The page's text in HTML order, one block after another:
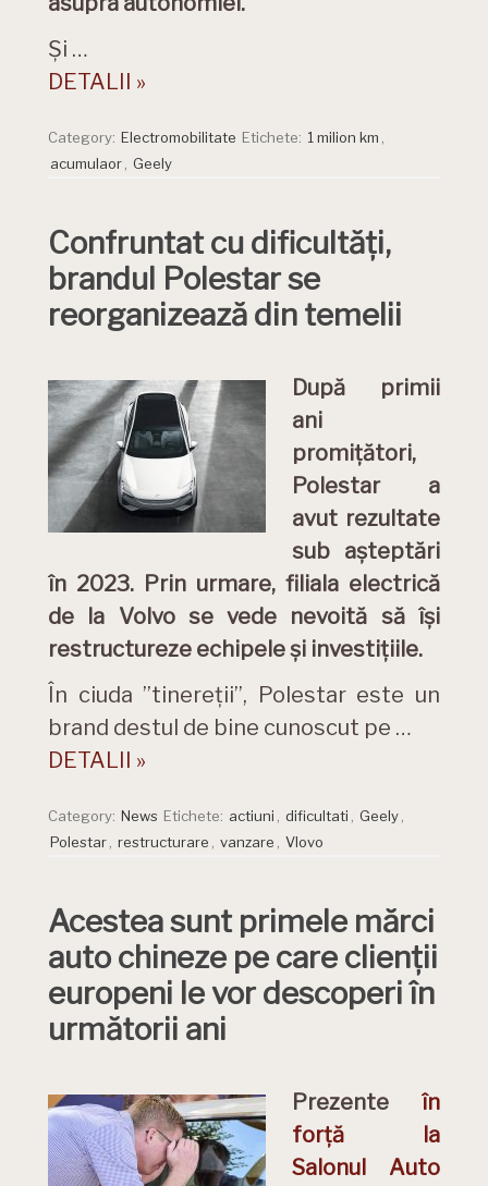
Și …
DETALII »
Category: Electromobilitate Etichete: 1 milion km
acumulaor
Geely
Confruntat cu dificultăți,
brandul Polestar se
reorganizează din temelii
După primii
ani
promițători,
Polestar a
avut rezultate
sub așteptări
în 2023. Prin urmare, filiala electrică
de la Volvo se vede nevoită să își
restructureze echipele și investițiile.
În ciuda ”tinereții”, Polestar este un
brand destul de bine cunoscut pe …
DETALII »
Category: News Etichete: actiuni dificultati Geely
Polestar
restructurare vanzare Vlovo
Acestea sunt primele mărci
auto chineze pe care clienții
europeni le vor descoperi în
următorii ani
Prezente în
forță la
Salonul Auto